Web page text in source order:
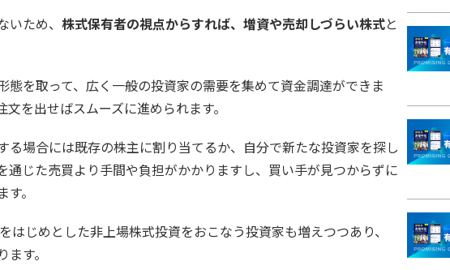
ため、 株式保有者の視点からすれば、増資や売却しづらい株式と
態を取って、広く一般の投資家の需要を集めて資金調達ができま
を出せばスムーズに進められます。
場合には既存の株主に割り当てるか、自分で新たな投資家を探し
じた売買より手間や負担がかかりますし、買い手が見つからずに
。
じめとした非上場株式投資をおこなう投資家も増えつつあり、
す。